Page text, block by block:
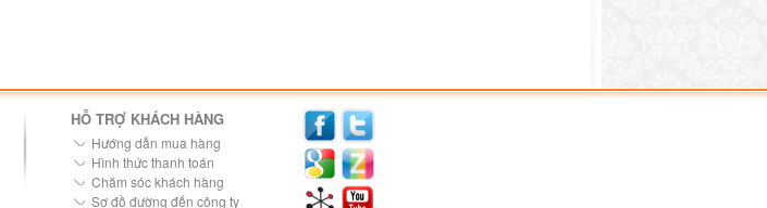
HỖ TRỢ KHÁCH HÀNG
Hướng dẫn mua hàng
Hình thức thanh toán
Chăm sóc khách hàng
Sơ đồ đường đến công ty